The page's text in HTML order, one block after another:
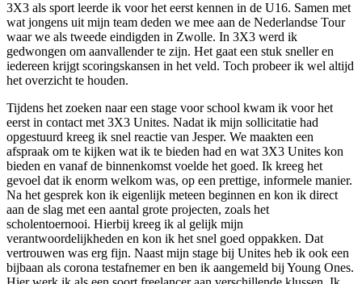
3X3 als sport leerde ik voor het eerst kennen in de U16. Samen met
wat jongens uit mijn team deden we mee aan de Nederlandse Tour
waar we als tweede eindigden in Zwolle. In 3X3 werd ik
gedwongen om aanvallender te zijn. Het gaat een stuk sneller en
iedereen krijgt scoringskansen in het veld. Toch probeer ik wel altijd
het overzicht te houden.
Tijdens het zoeken naar een stage voor school kwam ik voor het
eerst in contact met 3X3 Unites. Nadat ik mijn sollicitatie had
opgestuurd kreeg ik snel reactie van Jesper. We maakten een
afspraak om te kijken wat ik te bieden had en wat 3X3 Unites kon
bieden en vanaf de binnenkomst voelde het goed. Ik kreeg het
gevoel dat ik enorm welkom was, op een prettige, informele manier.
Na het gesprek kon ik eigenlijk meteen beginnen en kon ik direct
aan de slag met een aantal grote projecten, zoals het
scholentoernooi. Hierbij kreeg ik al gelijk mijn
verantwoordelijkheden en kon ik het snel goed oppakken. Dat
vertrouwen was erg fijn. Naast mijn stage bij Unites heb ik ook een
bijbaan als corona testafnemer en ben ik aangemeld bij Young Ones.